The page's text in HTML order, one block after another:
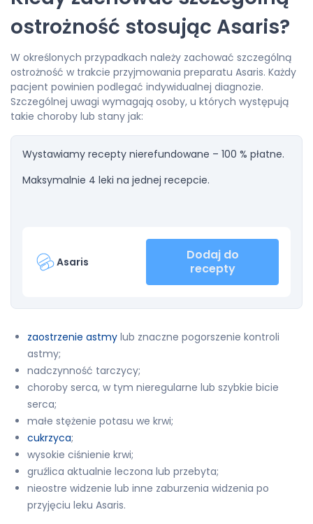
ostrożność stosując Asaris?
W określonych przypadkach należy zachować szczególną
ostrożność w trakcie przyjmowania preparatu Asaris. Każdy
pacjent powinien podlegać indywidualnej diagnozie.
Szczególnej uwagi wymagają osoby, u których występują
takie choroby lub stany jak:
Wystawiamy recepty nierefundowane – 100 % płatne.
Maksymalnie 4 leki na jednej recepcie.
Asaris
Dodaj do
recepty
zaostrzenie astmy lub znaczne pogorszenie kontroli
astmy;
nadczynność tarczycy;
choroby serca, w tym nieregularne lub szybkie bicie
serca;
małe stężenie potasu we krwi;
cukrzyca;
wysokie ciśnienie krwi;
gruźlica aktualnie leczona lub przebyta;
nieostre widzenie lub inne zaburzenia widzenia po
przyjęciu leku Asaris.